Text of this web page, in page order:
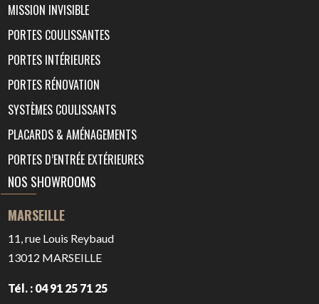
MISSION INVISIBLE
PORTES COULISSANTES
PORTES INTÉRIEURES
PORTES RÉNOVATION
SYSTÈMES COULISSANTS
PLACARDS & AMÉNAGEMENTS
PORTES D’ENTRÉE EXTÉRIEURES
NOS SHOWROOMS
MARSEILLE
11, rue Louis Reybaud
13012 MARSEILLE
Tél. : 04 91 25 71 25